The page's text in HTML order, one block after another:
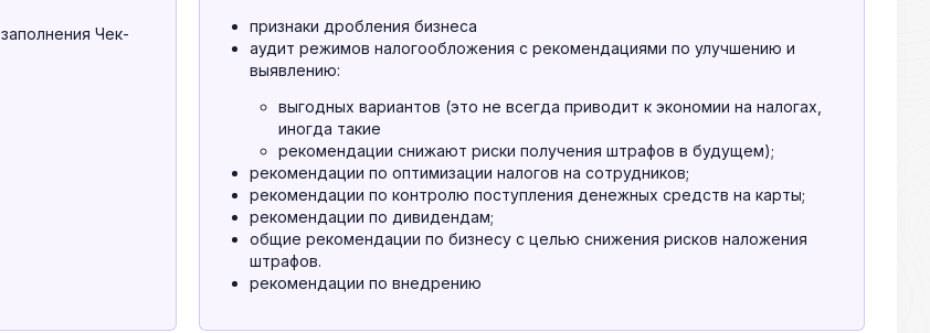
Чек-
признаки дробления бизнеса
аудит режимов налогообложения с рекомендациями по улучшению и
выявлению:
выгодных вариантов (это не всегда приводит к экономии на налогах,
иногда такие
рекомендации снижают риски получения штрафов в будущем);
рекомендации по оптимизации налогов на сотрудников;
рекомендации по контролю поступления денежных средств на карты;
рекомендации по дивидендам;
общие рекомендации по бизнесу с целью снижения рисков наложения
штрафов.
рекомендации по внедрению